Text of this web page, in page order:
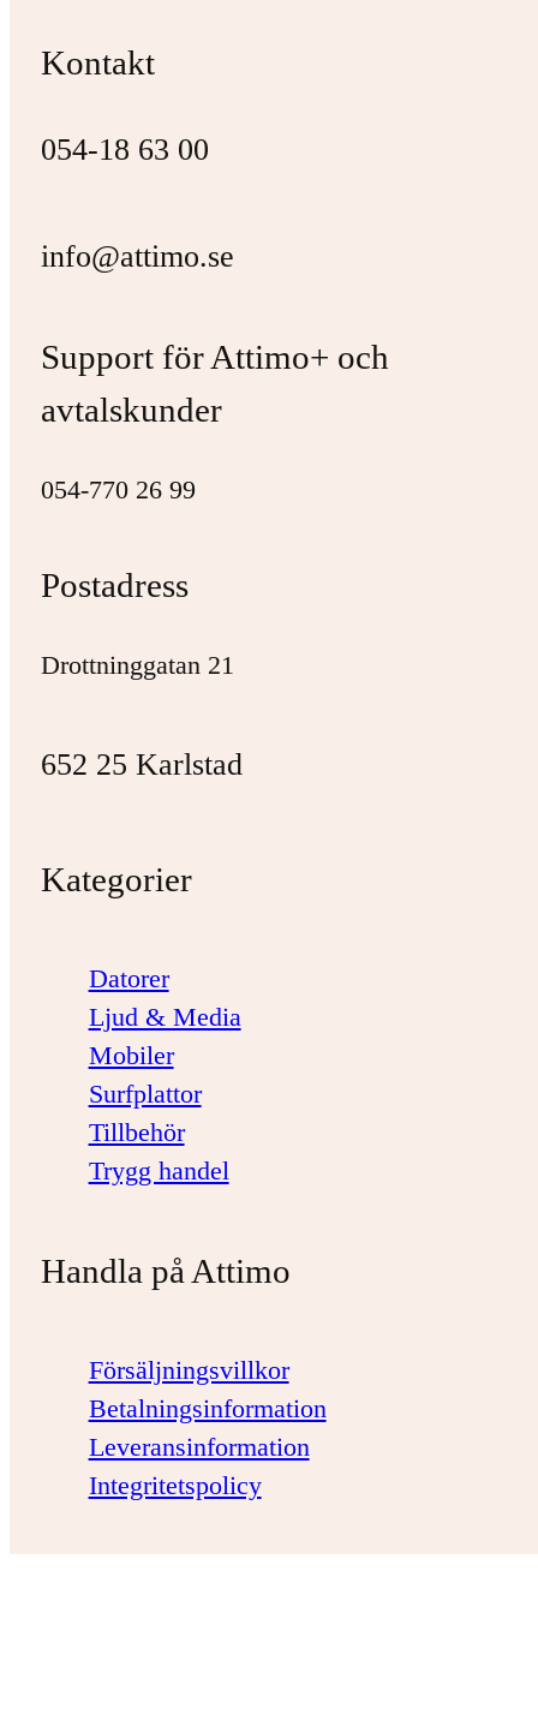
Kontakt
054-18 63 00
info@attimo.se
Support för Attimo+ och
avtalskunder
054-770 26 99
Postadress
Drottninggatan 21
652 25 Karlstad
Kategorier
Datorer
Ljud & Media
Mobiler
Surfplattor
Tillbehör
Trygg handel
Handla på Attimo
Försäljningsvillkor
Betalningsinformation
Leveransinformation
Integritetspolicy